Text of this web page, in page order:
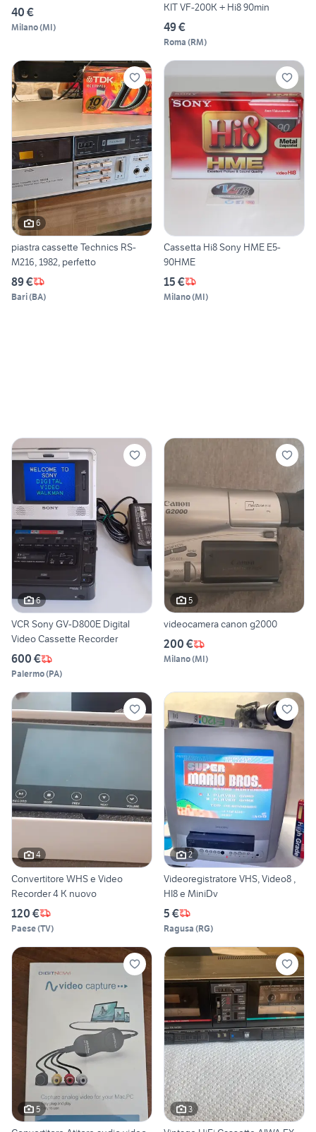
40 €
Milano(MI)
KIT VF-200K + Hi8 90min
49 €
Roma (RM)
6
piastra cassette Technics RS-
M216, 1982, perfetto
89 €
Bari(BA)
Cassetta Hi8 Sony HME E5-
90HME
15 €
Milano(MI)
6
VCR Sony GV-D800E Digital
Video Cassette Recorder
600 €
Palermo(PA)
5
videocamera canon g2000
200 €
Milano(MI)
4
Convertitore WHS e Video
Recorder 4 K nuovo
120 €
Paese(TV)
2
Videoregistratore VHS, Video8 ,
HI8 e MiniDv
5 €
Ragusa (RG)
5 3